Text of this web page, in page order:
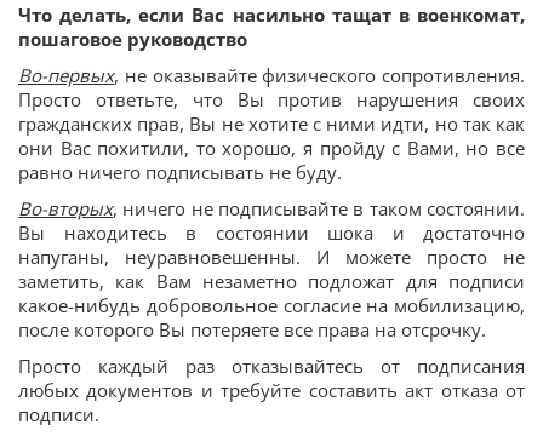
Что делать, если Вас насильно тащат в военкомат,
пошаговое руководство
Во-первых, не оказывайте физического сопротивления.
Просто ответьте, что Вы против нарушения своих
гражданских прав, Вы не хотите с ними идти, но так как
они Вас похитили, то хорошо, я пройду с Вами, но все
равно ничего подписывать не буду.
Во-вторых, ничего не подписывайте в таком состоянии.
Вы находитесь в состоянии шока и достаточно
напуганы, неуравновешенны. И можете просто не
заметить, как Вам незаметно подложат для подписи
какое-нибудь добровольное согласие на мобилизацию,
после которого Вы потеряете все права на отсрочку.
Просто каждый раз отказывайтесь от подписания
любых документов и требуйте составить акт отказа от
подписи.